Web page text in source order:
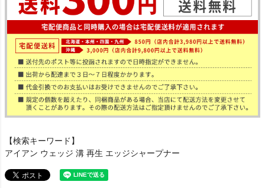
【検索キーワード】
アイアン ウェッジ 溝 再生 エッジシャープナー